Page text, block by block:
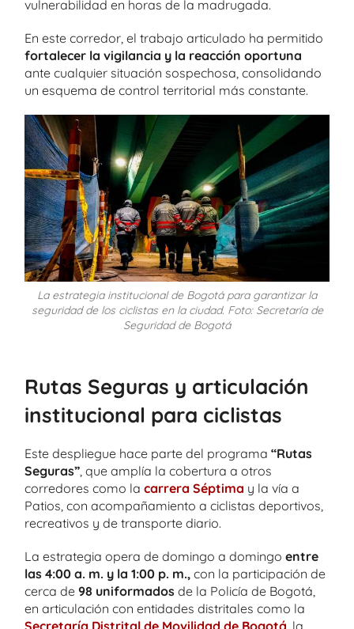
vulnerabilidad en horas de la madrugada.
En este corredor, el trabajo articulado ha permitido
fortalecer la vigilancia y la reacción oportuna
ante cualquier situación sospechosa, consolidando
un esquema de control territorial más constante.
La estrategia institucional de Bogotá para garantizar la
seguridad de los ciclistas en la ciudad. Foto: Secretaría de
Seguridad de Bogotá
Rutas Seguras y articulación
institucional para ciclistas
Este despliegue hace parte del programa “Rutas
Seguras”, que amplía la cobertura a otros
corredores como la carrera Séptima y la vía a
Patios, con acompañamiento a ciclistas deportivos,
recreativos y de transporte diario.
La estrategia opera de domingo a domingo entre
las 4:00 a. m. y la 1:00 p. m., con la participación de
cerca de 98 uniformados de la Policía de Bogotá,
en articulación con entidades distritales como la
Secretaría Distrital de Movilidad de Bogotá , la